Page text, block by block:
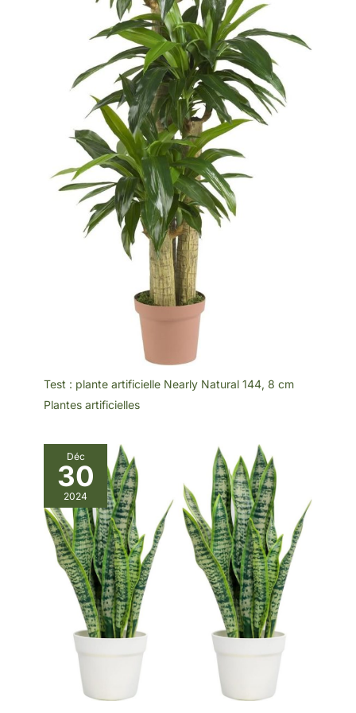
cadeaux, tels que les
cadeaux de fête des
mères, décorer votre
maison
Test : plante artificielle Nearly Natural 144, 8 cm
Plantes artificielles
Déc
30
2024